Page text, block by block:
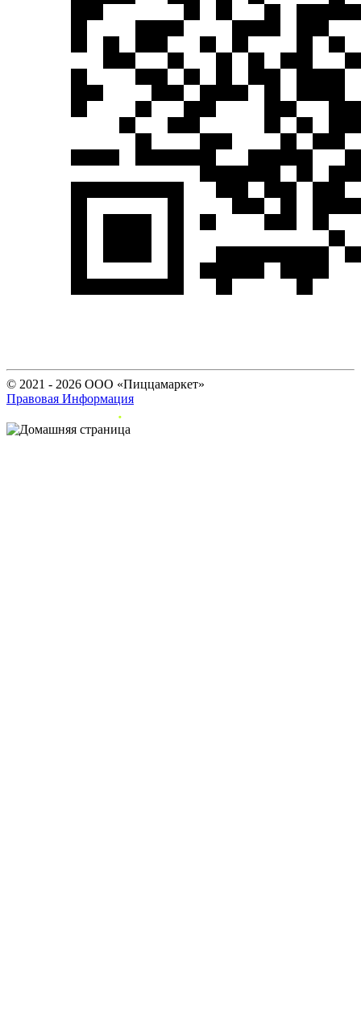
© 2021 - 2026 ООО «Пиццамаркет»
Правовая Информация